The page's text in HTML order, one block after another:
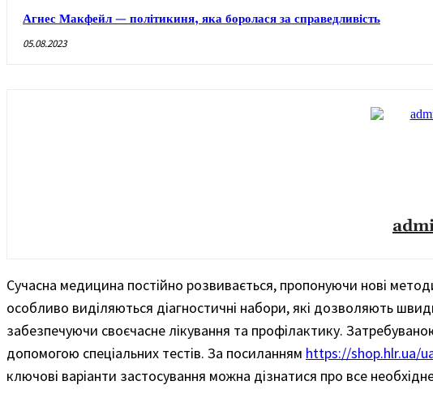
Агнес Макфейл — політикиня, яка боролася за справедливість
05.08.2023
Сучасна медицина постійно розвивається, пропонуючи нові
особливо виділяються діагностичні набори, які дозволяють
забезпечуючи своєчасне лікування та профілактику.
допомогою спеціальних тестів. За посиланням https://shop.hlr.ua/
ключові варіанти застосування можна дізнатися про все